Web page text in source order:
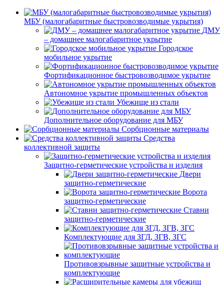
МБУ (малогабаритные быстровозводимые укрытия)
ДМУ
– домашнее малогабаритное укрытие
Городское
мобильное укрытие
Фортификационное быстровозводимое укрытие
Автономное укрытие промышленных объектов
Убежище из стали
Дополнительное оборудование для МБУ
Сорбционные материалы
Средства
коллективной защиты
Защитно-герметические устройства и изделия
Двери
защитно-герметические
Ворота
защитно-герметические
Ставни
защитно-герметические
Комплектующие для ЗГД, ЗГВ, ЗГС
Противовзрывные защитные устройства и
комплектующие